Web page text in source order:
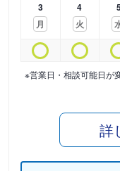
3
月
4
火
※営業日・相談可能日が
詳